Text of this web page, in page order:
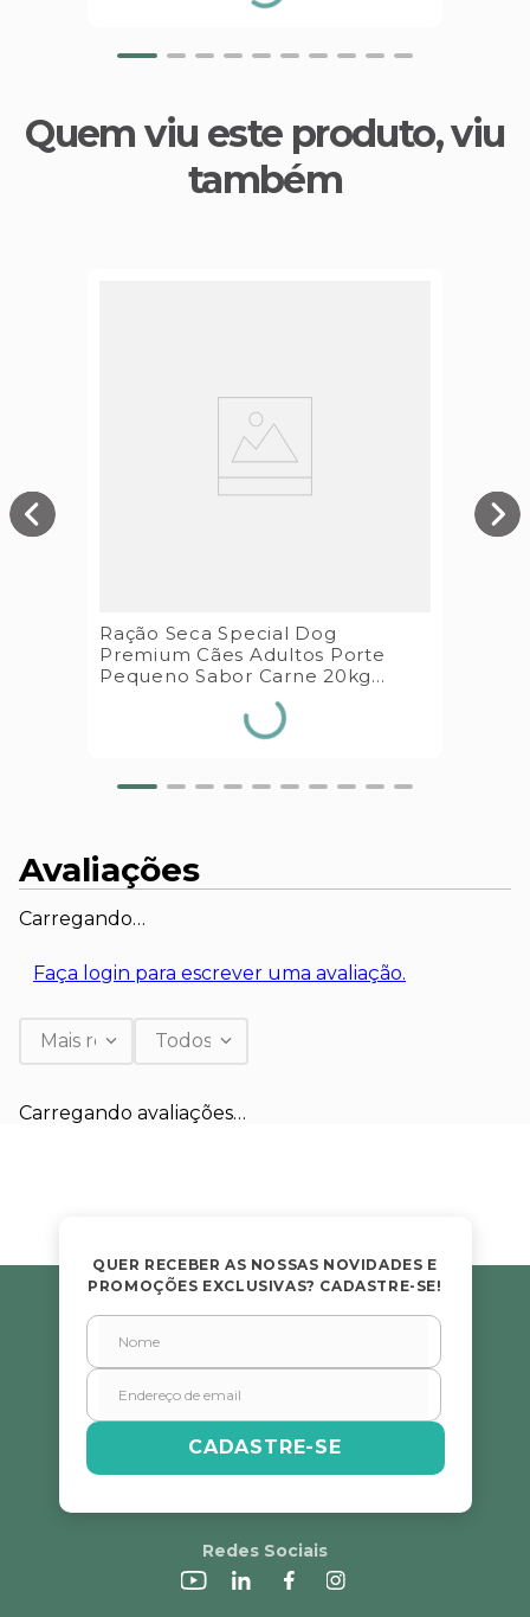
Quem viu este produto, viu
também
Ração Seca Special Dog
Premium Cães Adultos Porte
Pequeno Sabor Carne 20kg
Avaliações
Carregando…
Faça login para escrever uma avaliação.
Mais recentesTodos
Carregando avaliações…
QUER RECEBER AS NOSSAS NOVIDADES E
PROMOÇÕES EXCLUSIVAS? CADASTRE-SE!
CADASTRE-SE
Redes Sociais